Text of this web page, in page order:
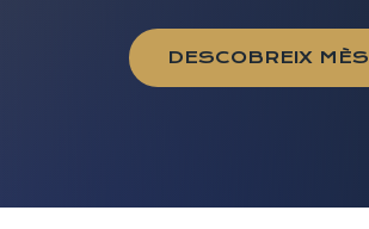
DESCOBREIX MÈS